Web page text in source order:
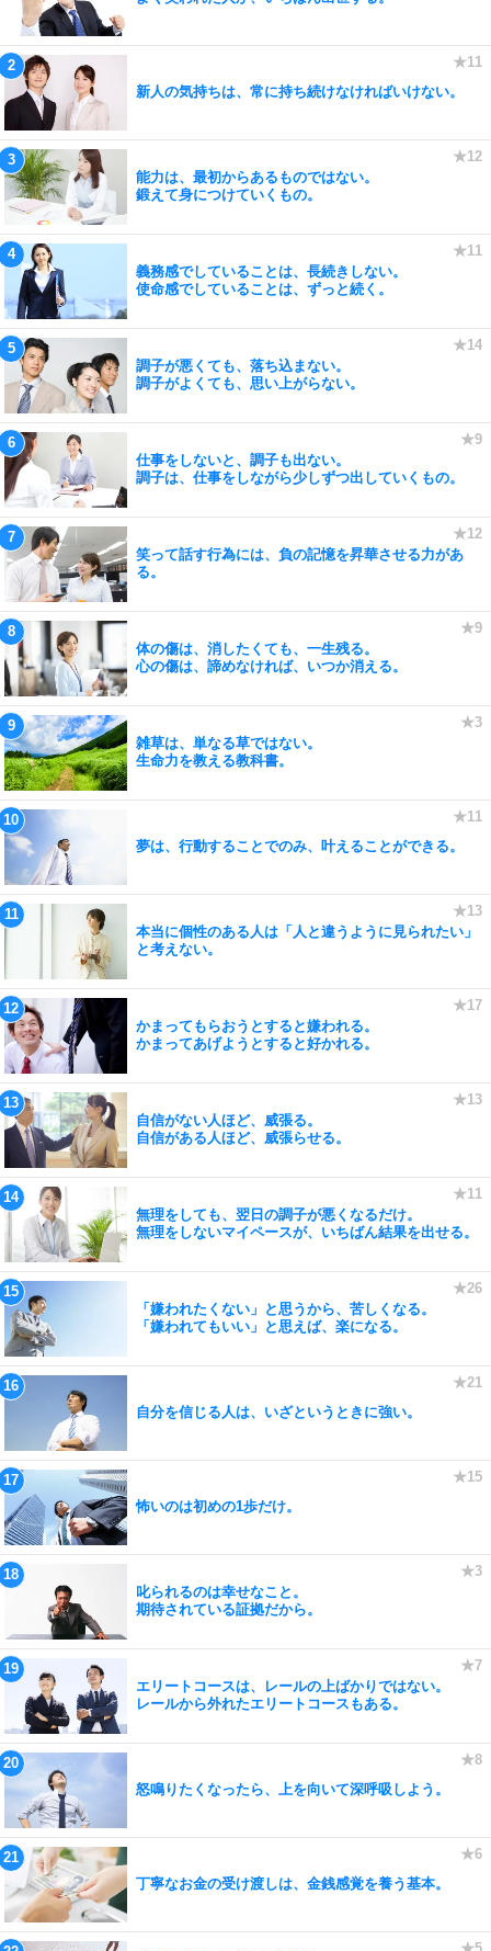
新人の気持ちは、常に持ち続けなければいけない。
能力は、最初からあるものではない。
鍛えて身につけていくもの。
義務感でしていることは、長続きしない。
使命感でしていることは、ずっと続く。
調子が悪くても、落ち込まない。
調子がよくても、思い上がらない。
仕事をしないと、調子も出ない。
調子は、仕事をしながら少しずつ出していくもの。
笑って話す行為には、負の記憶を昇華させる力があ
る。
体の傷は、消したくても、一生残る。
心の傷は、諦めなければ、いつか消える。
雑草は、単なる草ではない。
生命力を教える教科書。
夢は、行動することでのみ、叶えることができる。
本当に個性のある人は「人と違うように見られたい」
と考えない。
かまってもらおうとすると嫌われる。
かまってあげようとすると好かれる。
自信がない人ほど、威張る。
自信がある人ほど、威張らせる。
無理をしても、翌日の調子が悪くなるだけ。
無理をしないマイペースが、いちばん結果を出せる。
「嫌われたくない」と思うから、苦しくなる。
「嫌われてもいい」と思えば、楽になる。
自分を信じる人は、いざというときに強い。
怖いのは初めの1歩だけ。
叱られるのは幸せなこと。
期待されている証拠だから。
エリートコースは、レールの上ばかりではない。
レールから外れたエリートコースもある。
怒鳴りたくなったら、上を向いて深呼吸しよう。
丁寧なお金の受け渡しは、金銭感覚を養う基本。